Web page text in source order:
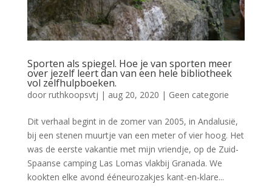
Sporten als spiegel. Hoe je van sporten meer
over jezelf leert dan van een hele bibliotheek
vol zelfhulpboeken.
door ruthkoopsvtj | aug 20, 2020 | Geen categorie
Dit verhaal begint in de zomer van 2005, in Andalusië,
bij een stenen muurtje van een meter of vier hoog. Het
was de eerste vakantie met mijn vriendje, op de Zuid-
Spaanse camping Las Lomas vlakbij Granada. We
kookten elke avond ééneurozakjes kant-en-klare...